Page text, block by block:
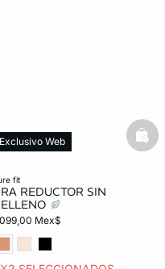
fit
REDUCTOR SIN
Mex$
Exclusivo Web